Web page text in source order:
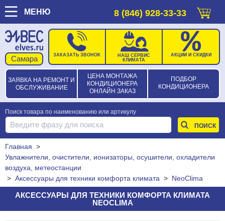
МЕНЮ 8 (846) 928-33-33
ЗАЯВКА НА РЕМОНТ И
ОБСЛУЖИВАНИЕ
ЦЕНА МОНТАЖА
КОНДИЦИОНЕРА
ОНЛАЙН ЗАКАЗ
ПОДБОР
КОНДИЦИОНЕРА
ЗАКАЗАТЬ ЗВОНОК
НАШ СЕРВИС
КЛИМАТА
АКЦИИ И СКИДКИ
Поиск товара по наименованию или артикулу
Главная >
Увлажнители, очистители, ионизаторы, осушители, охладители
воздуха, метеостанции
> Аксессуары для техники комфорта климата > NeoClima
АКСЕССУАРЫ ДЛЯ ТЕХНИКИ КОМФОРТА КЛИМАТА
NEOCLIMA